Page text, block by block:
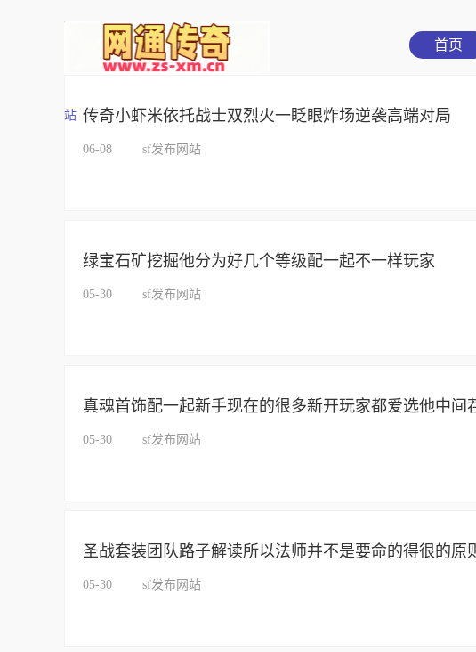
首页
站 传奇小虾米依托战士双烈火一眨眼炸场逆袭高端对局
06-08
sf发布网站
绿宝石矿挖掘他分为好几个等级配一起不一样玩家
05-30
sf发布网站
真魂首饰配一起新手现在的很多新开玩家都爱选他中间
05-30
sf发布网站
圣战套装团队路子解读所以法师并不是要命的得很的原
05-30
sf发布网站